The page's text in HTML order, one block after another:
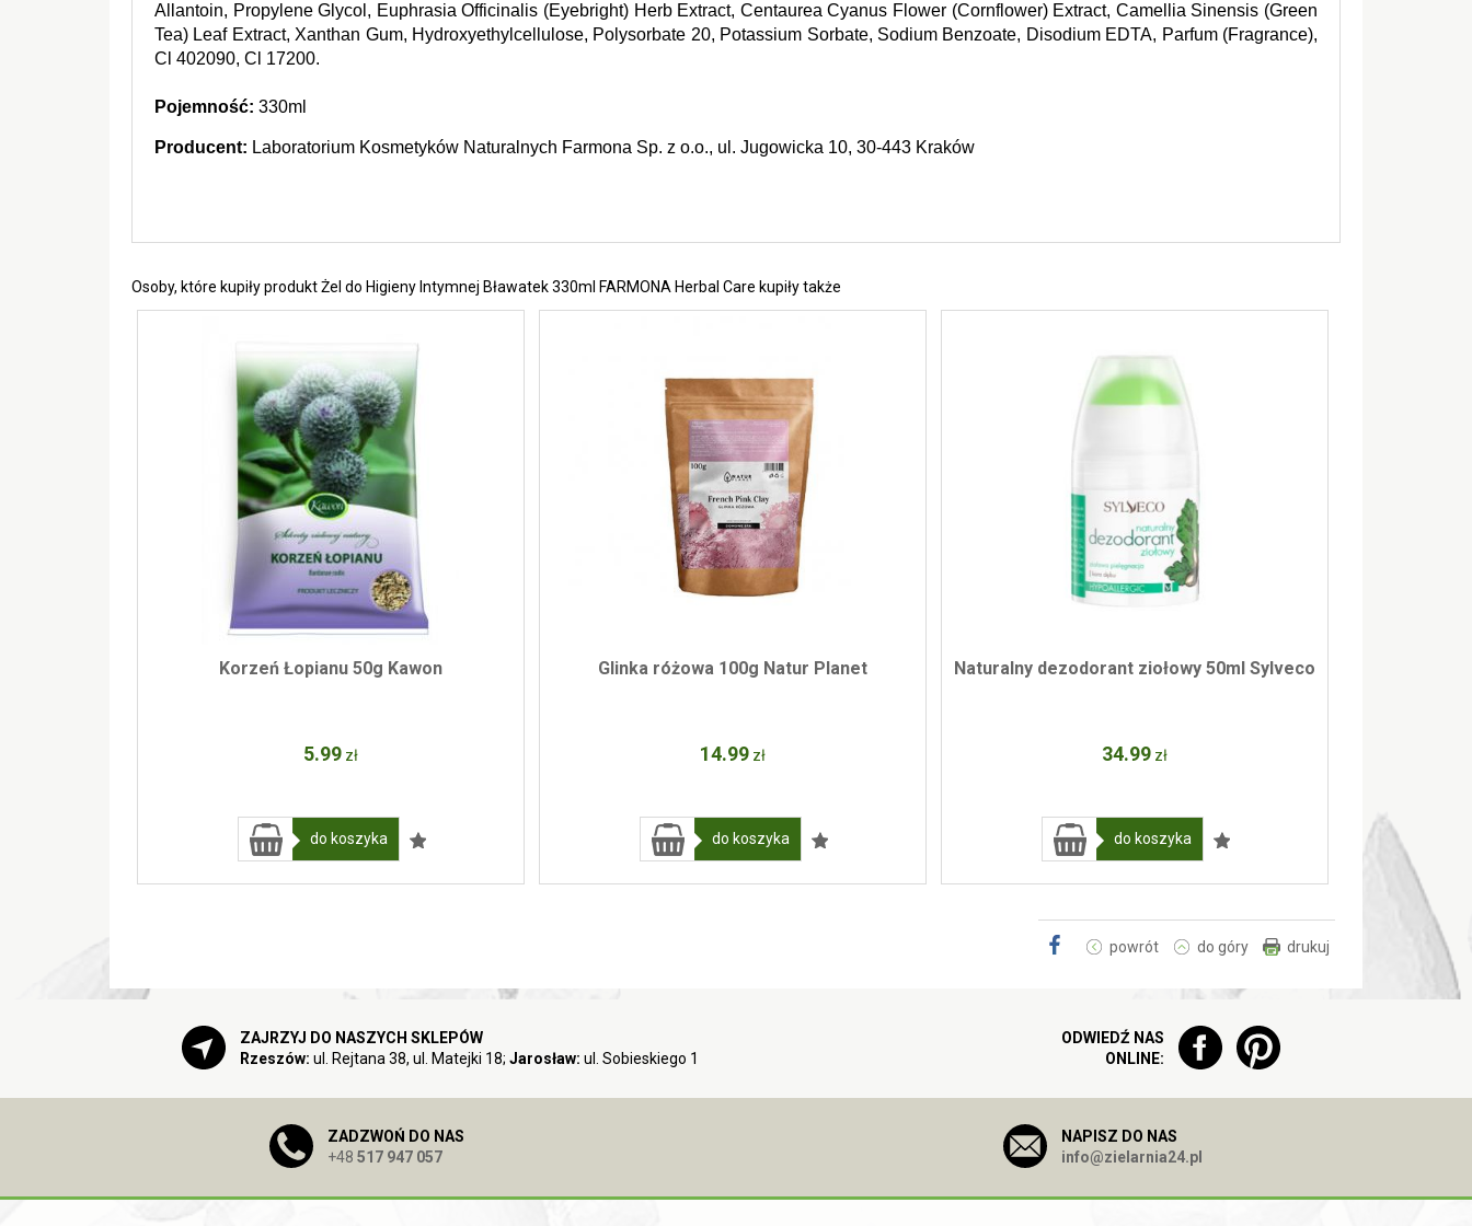
Allantoin, Propylene Glycol, Euphrasia Officinalis (Eyebright) Herb Extract, Centaurea Cyanus Flower (Cornflower) Extract, Camellia Sinensis (Green
Tea) Leaf Extract, Xanthan Gum, Hydroxyethylcellulose, Polysorbate 20, Potassium Sorbate, Sodium Benzoate, Disodium EDTA, Parfum (Fragrance),
Cl 402090, Cl 17200.
Pojemność: 330ml
Producent: Laboratorium Kosmetyków Naturalnych Farmona Sp. z o.o., ul. Jugowicka 10, 30-443 Kraków
Osoby, które kupiły produkt Żel do Higieny Intymnej Bławatek 330ml FARMONA Herbal Care kupiły także
Korzeń Łopianu 50g Kawon
5.99 zł
do koszyka
Glinka różowa 100g Natur Planet
14.99 zł
do koszyka
Naturalny dezodorant ziołowy 50ml Sylveco
34.99 zł
do koszyka
powrót do góry drukuj
ZAJRZYJ DO NASZYCH SKLEPÓW
Rzeszów: ul. Rejtana 38, ul. Matejki 18; Jarosław: ul. Sobieskiego 1
ODWIEDŹ NAS
ONLINE:
ZADZWOŃ DO NAS
+48 517 947 057
NAPISZ DO NAS
info@zielarnia24.pl